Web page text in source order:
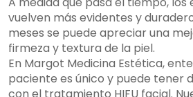
vuelven más evidentes y
meses se puede apreciar una
firmeza y textura de la piel.
En Margot Medicina Estética,
paciente es único y puede tener